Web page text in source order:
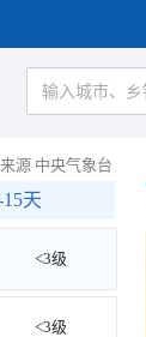
源 中央气象台
15天
<3级
<3级